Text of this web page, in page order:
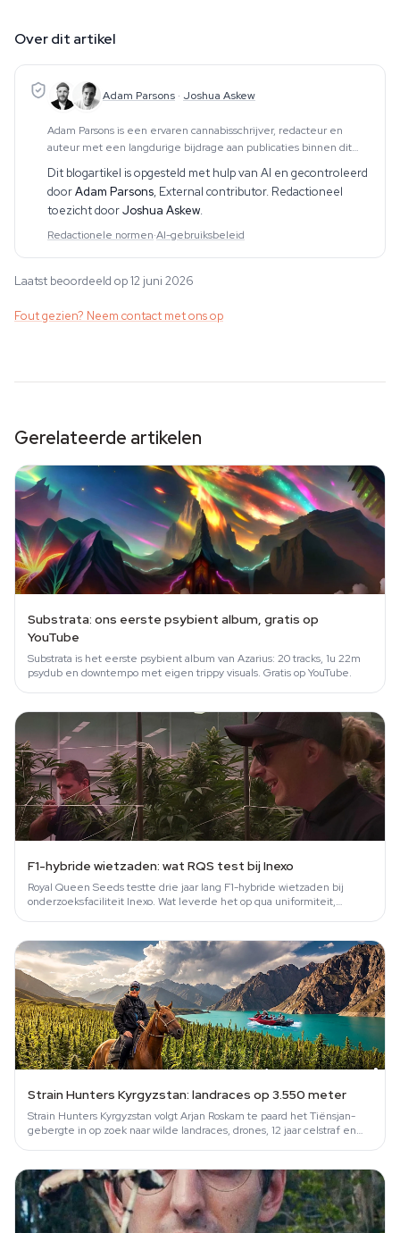
Over dit artikel
Adam Parsons · Joshua Askew
Adam Parsons is een ervaren cannabisschrijver, redacteur en
auteur met een langdurige bijdrage aan publicaties binnen dit
vakgebied. Zijn werk omvat CBD, psychedelica, etnobotanica en
aanverwante onderwerpen. Hij produce
Dit blogartikel is opgesteld met hulp van AI en gecontroleerd
doorAdam Parsons, External contributor. Redactioneel
toezicht doorJoshua Askew.
Redactionele normen·AI-gebruiksbeleid
Laatst beoordeeld op 12 juni 2026
Fout gezien? Neem contact met ons op
Gerelateerde artikelen
Substrata: ons eerste psybient album, gratis op
YouTube
Substrata is het eerste psybient album van Azarius: 20 tracks, 1u 22m
psydub en downtempo met eigen trippy visuals. Gratis op YouTube.
F1-hybride wietzaden: wat RQS test bij Inexo
Royal Queen Seeds testte drie jaar lang F1-hybride wietzaden bij
onderzoeksfaciliteit Inexo. Wat leverde het op qua uniformiteit,
Strain Hunters Kyrgyzstan: landraces op 3.550 meter
Strain Hunters Kyrgyzstan volgt Arjan Roskam te paard het Tiënsjan-
gebergte in op zoek naar wilde landraces, drones, 12 jaar celstraf en